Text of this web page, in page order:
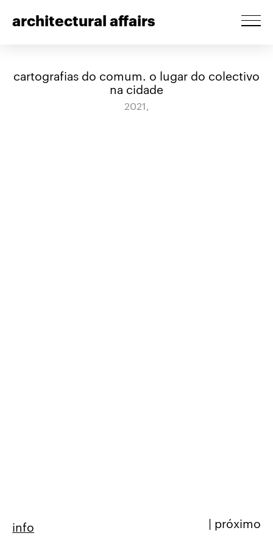
architectural affairs
cartografias do comum. o lugar do colectivo
na cidade
2021,
próximo
info